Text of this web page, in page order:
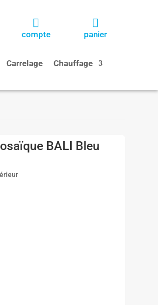

compte

panier
Carrelage
Chauffage
BALI Bleu